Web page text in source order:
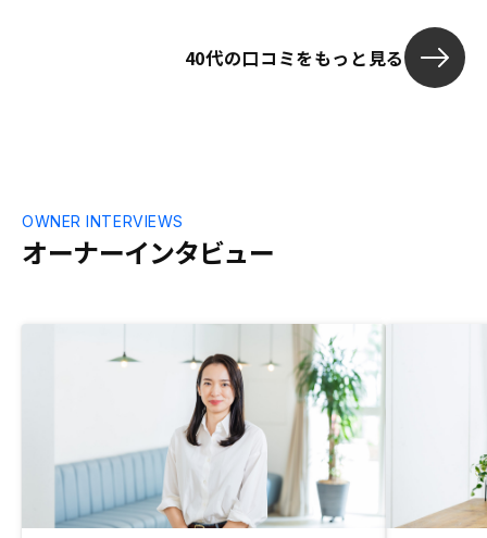
ングで費用は
えるべきで、
「今日現金持
40代の口コミをもっと見る
オーナーインタビュー
OWNER INTERVIEWS